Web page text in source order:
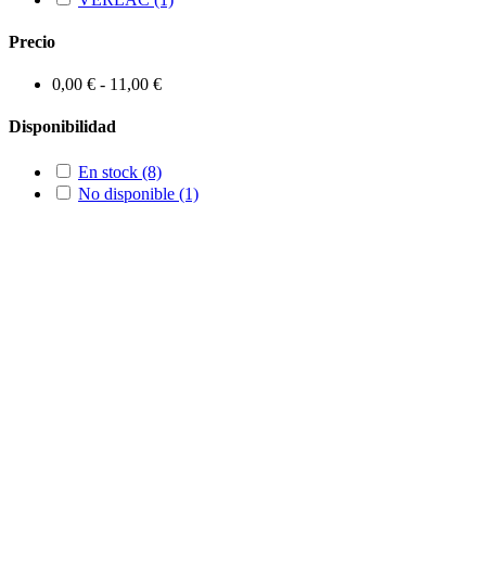
Precio
0,00 € - 11,00 €
Disponibilidad
En stock (8)
No disponible (1)